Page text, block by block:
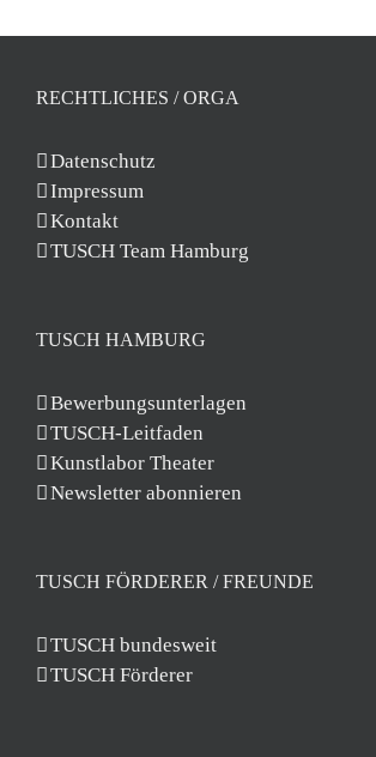
RECHTLICHES / ORGA
Datenschutz
Impressum
Kontakt
TUSCH Team Hamburg
TUSCH HAMBURG
Bewerbungsunterlagen
TUSCH-Leitfaden
Kunstlabor Theater
Newsletter abonnieren
TUSCH FÖRDERER / FREUNDE
TUSCH bundesweit
TUSCH Förderer